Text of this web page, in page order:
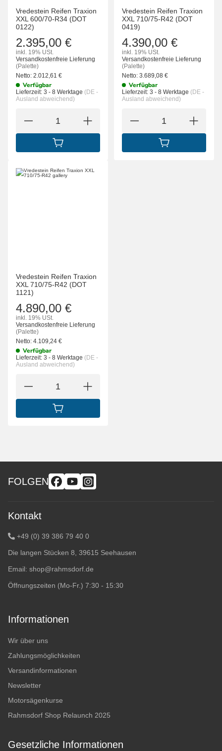
Vredestein Reifen Traxion
XXL 600/70-R34 (DOT
0122)
2.395,00 €
inkl. 19% USt.
Versandkostenfreie Lieferung
(Palette)
Netto: 2.012,61 €
Verfügbar
Lieferzeit: 3 - 8 Werktage (DE -
Ausland abweichend)
IN DEN WARENKORB
Vredestein Reifen Traxion
XXL 710/75-R42 (DOT
0419)
4.390,00 €
inkl. 19% USt.
Versandkostenfreie Lieferung
(Palette)
Netto: 3.689,08 €
Verfügbar
Lieferzeit: 3 - 8 Werktage (DE -
Ausland abweichend)
IN DEN
Vredestein Reifen Traxion
XXL 710/75-R42 (DOT
1121)
4.890,00 €
inkl. 19% USt.
Versandkostenfreie Lieferung
(Palette)
Netto: 4.109,24 €
Verfügbar
Lieferzeit: 3 - 8 Werktage (DE -
Ausland abweichend)
IN DEN WARENKORB
FOLGEN
Kontakt
+49 (0) 39 386 79 40 0
Die langen Stücken 8, 39615 Seehausen
Email: shop@rahmsdorf.de
Öffnungszeiten (Mo-Fr.) 7:30 - 15:30
Informationen
Wir über uns
Zahlungsmöglichkeiten
Versandinformationen
Newsletter
Motorsägenkurse
Rahmsdorf Shop Relaunch 2025
Gesetzliche Informationen